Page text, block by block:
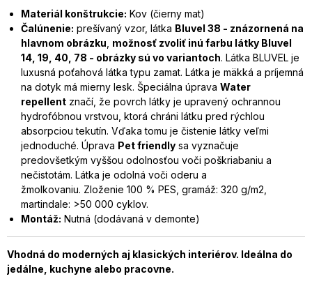
Materiál konštrukcie: Kov (čierny mat)
Čalúnenie: prešívaný vzor, látka Bluvel 38 - znázornená na
hlavnom obrázku možnosť zvoliť inú farbu látky Bluvel
14, 19, 40, 78 - obrázky sú vo variantoch. Látka BLUVEL je
luxusná poťahová látka typu zamat. Látka je mäkká a príjemná
na dotyk má mierny lesk. Špeciálna úprava Water
repellent značí, že povrch látky je upravený ochrannou
hydrofóbnou vrstvou, ktorá chráni látku pred rýchlou
absorpciou tekutín. Vďaka tomu je čistenie látky veľmi
jednoduché. Úprava Pet friendly sa vyznačuje
predovšetkým vyššou odolnosťou voči poškriabaniu a
nečistotám. Látka je odolná voči oderu a
žmolkovaniu. Zloženie 100 % PES, gramáž: 320 g/m2,
martindale: >50 000 cyklov.
Montáž: Nutná (dodávaná v demonte)
Vhodná do moderných aj klasických interiérov. Ideálna do
jedálne, kuchyne alebo pracovne.